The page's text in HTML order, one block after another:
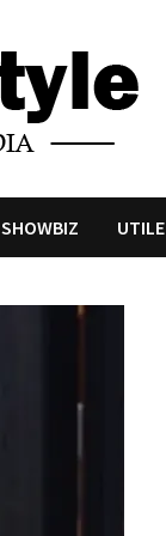
SHOWBIZ UTILE